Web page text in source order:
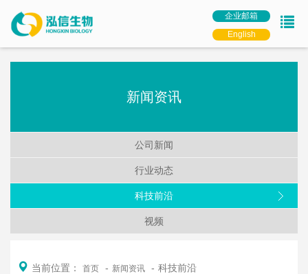
企业邮箱
English
新闻资讯
公司新闻
行业动态
科技前沿
视频
当前位置： 首页 新闻资讯 科技前沿